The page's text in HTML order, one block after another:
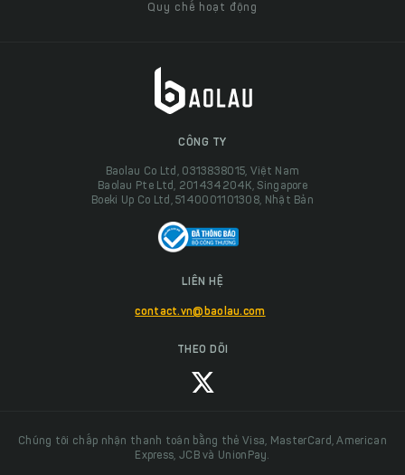
Quy chế hoạt động
CÔNG TY
Baolau Co Ltd, 0313838015, Việt Nam
Baolau Pte Ltd, 201434204K, Singapore
Boeki Up Co Ltd, 5140001101308, Nhật Bản
LIÊN HỆ
contact.vn@baolau.com
THEO DÕI
Chúng tôi chấp nhận thanh toán bằng thẻ Visa, MasterCard, American
Express, JCB và UnionPay.